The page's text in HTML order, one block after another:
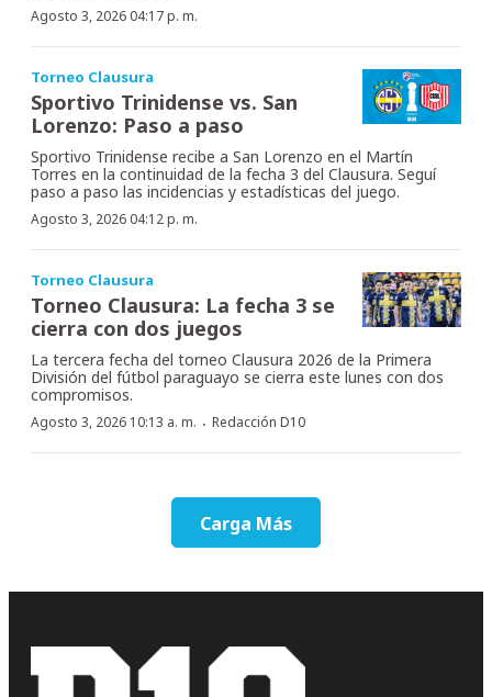
Agosto 3, 2026 04:17 p. m.
Torneo Clausura
Sportivo Trinidense vs. San
Lorenzo: Paso a paso
Sportivo Trinidense recibe a San Lorenzo en el Martín
Torres en la continuidad de la fecha 3 del Clausura. Seguí
paso a paso las incidencias y estadísticas del juego.
Agosto 3, 2026 04:12 p. m.
Torneo Clausura
Torneo Clausura: La fecha 3 se
cierra con dos juegos
La tercera fecha del torneo Clausura 2026 de la Primera
División del fútbol paraguayo se cierra este lunes con dos
compromisos.
Agosto 3, 2026 10:13 a. m. · Redacción D10
Carga Más